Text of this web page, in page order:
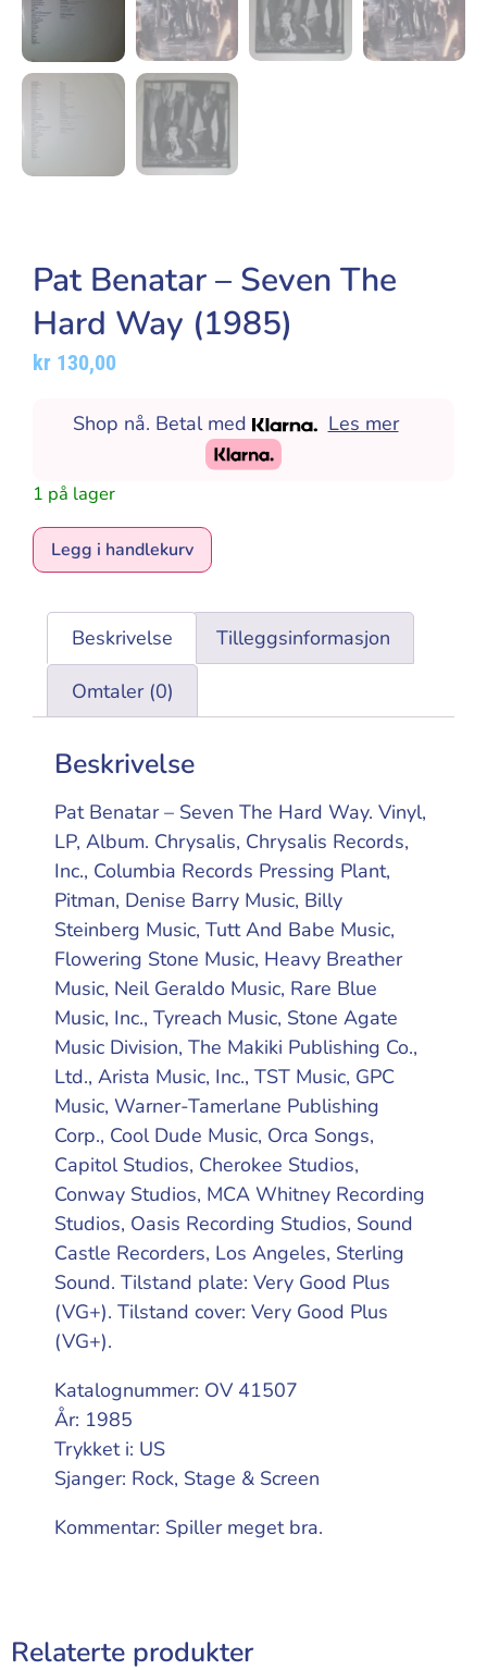
Pat Benatar – Seven The
Hard Way (1985)
kr 130,00
Shop nå. Betal med Les mer
1 på lager
Legg i handlekurv
Beskrivelse Tilleggsinformasjon
Omtaler (0)
Beskrivelse
Pat Benatar – Seven The Hard Way. Vinyl,
LP, Album. Chrysalis, Chrysalis Records,
Inc., Columbia Records Pressing Plant,
Pitman, Denise Barry Music, Billy
Steinberg Music, Tutt And Babe Music,
Flowering Stone Music, Heavy Breather
Music, Neil Geraldo Music, Rare Blue
Music, Inc., Tyreach Music, Stone Agate
Music Division, The Makiki Publishing Co.,
Ltd., Arista Music, Inc., TST Music, GPC
Music, Warner-Tamerlane Publishing
Corp., Cool Dude Music, Orca Songs,
Capitol Studios, Cherokee Studios,
Conway Studios, MCA Whitney Recording
Studios, Oasis Recording Studios, Sound
Castle Recorders, Los Angeles, Sterling
Sound. Tilstand plate: Very Good Plus
(VG+). Tilstand cover: Very Good Plus
(VG+).
Katalognummer: OV 41507
År: 1985
Trykket i: US
Sjanger: Rock, Stage & Screen
Kommentar: Spiller meget bra.
Relaterte produkter